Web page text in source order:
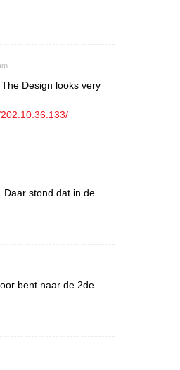
Design looks very
Daar stond dat in de
bent naar de 2de